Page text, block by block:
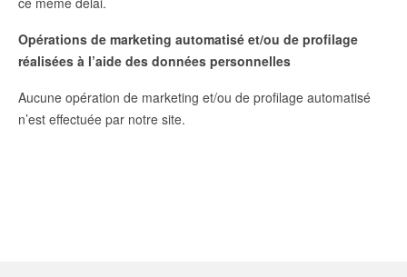
Opérations de marketing automatisé et/ou de profilage
réalisées à l’aide des données personnelles
Aucune opération de marketing et/ou de profilage automatisé
n’est effectuée par notre site.